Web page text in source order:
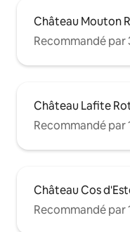
Château Mouton
Recommandé
Château Lafite
Recommandé par
Château Cos
Recommandé par